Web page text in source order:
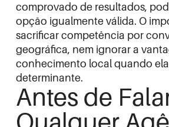
comprovado de resultados,
opção igualmente válida. O
sacrificar competência por
geográfica, nem ignorar a
conhecimento local quando
determinante.
Antes de